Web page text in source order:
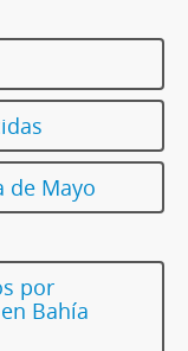
de Mayo
por
Bahía